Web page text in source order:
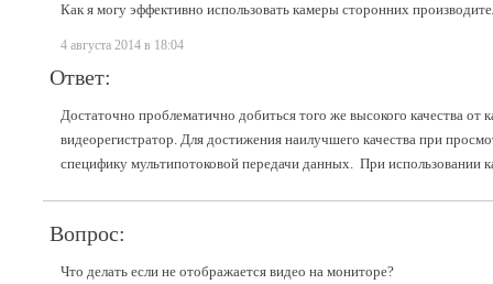
Как я могу эффективно использовать камеры сторонних
4 августа 2014 в 18:04
Ответ:
Достаточно проблематично добиться того же высокого качества
видеорегистратор. Для достижения наилучшего качества при
специфику мультипотоковой передачи данных. При использовании
Вопрос:
Что делать если не отображается видео на мониторе?